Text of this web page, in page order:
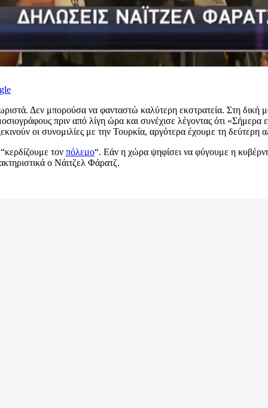
Δεν μπορούσα να φανταστώ καλύτερη εκστρατεία. Στη δική
πριν από λίγη ώρα και συνέχισε λέγοντας ότι «Σήμερα
οι συνομιλίες με την Τουρκία, αργότερα έχουμε τη δεύτερη
τον πόλεμο“. Εάν η χώρα ψηφίσει να φύγουμε η
ο Νάιτζελ Φάρατζ.